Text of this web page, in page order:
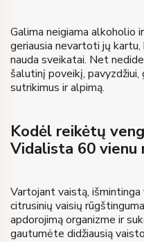
Galima neigiama alkoholio
geriausia nevartoti jų
nauda sveikatai. Net
šalutinį poveikį,
sutrikimus ir alpimą.
Kodėl reikėtų
Vidalista 60 vienu
Vartojant vaistą,
citrusinių vaisių
apdorojimą organizme ir
gautumėte didžiausią